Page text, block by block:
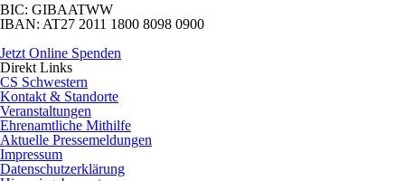
BIC: GIBAATWW
IBAN: AT27 2011 1800 8098 0900
Jetzt Online Spenden
Direkt Links
CS Schwestern
Kontakt & Standorte
Veranstaltungen
Ehrenamtliche Mithilfe
Aktuelle Pressemeldungen
Impressum
Datenschutzerklärung